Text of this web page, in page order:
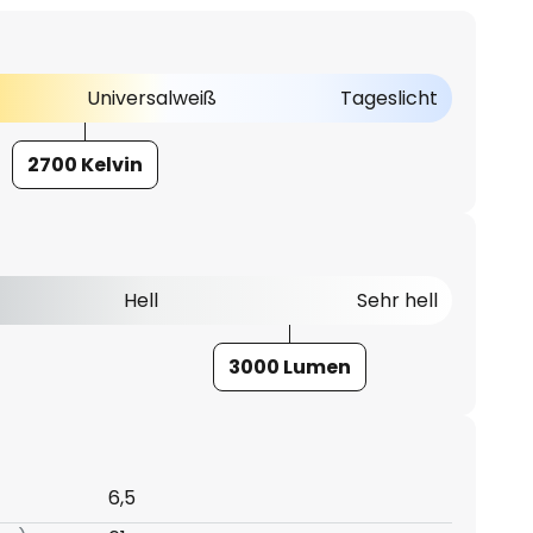
Universalweiß Tageslicht
2700 Kelvin
Hell Sehr hell
3000 Lumen
6,5